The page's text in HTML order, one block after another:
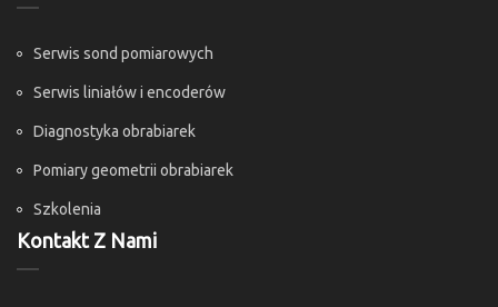
Serwis sond pomiarowych
Serwis liniałów i encoderów
Diagnostyka obrabiarek
Pomiary geometrii obrabiarek
Szkolenia
Kontakt Z Nami